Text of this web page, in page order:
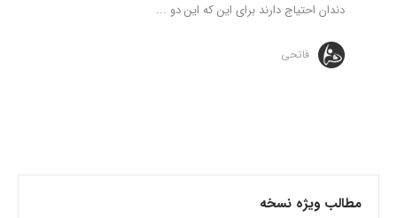
دندان احتیاج دارند برای این که این دو ...
فاتحی
مطالب ویژه نسخه